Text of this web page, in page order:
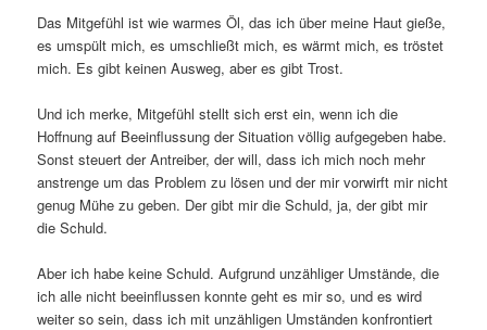
Das Mitgefühl ist wie warmes Öl, das ich über meine Haut gieße,
es umspült mich, es umschließt mich, es wärmt mich, es tröstet
mich. Es gibt keinen Ausweg, aber es gibt Trost.
Und ich merke, Mitgefühl stellt sich erst ein, wenn ich die
Hoffnung auf Beeinflussung der Situation völlig aufgegeben habe.
Sonst steuert der Antreiber, der will, dass ich mich noch mehr
anstrenge um das Problem zu lösen und der mir vorwirft mir nicht
genug Mühe zu geben. Der gibt mir die Schuld, ja, der gibt mir
die Schuld.
Aber ich habe keine Schuld. Aufgrund unzähliger Umstände, die
ich alle nicht beeinflussen konnte geht es mir so, und es wird
weiter so sein, dass ich mit unzähligen Umständen konfrontiert